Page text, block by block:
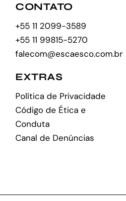
CONTATO
+55 11 2099-3589
+55 11 99815-5270
falecom@escaesco.com.br
EXTRAS
Política de Privacidade
Código de Ética e
Conduta
Canal de Denúncias